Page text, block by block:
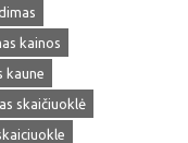
kainos
kaune
skaičiuoklė